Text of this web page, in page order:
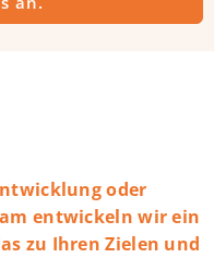
oder
entwickeln wir ein
zu Ihren Zielen und